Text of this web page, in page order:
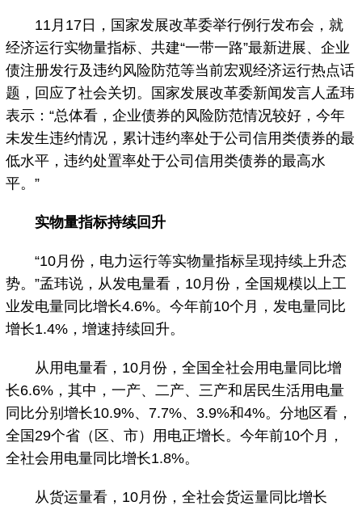
11月17日，国家发展改革委举行例行发布会，就
经济运行实物量指标、共建“一带一路”最新进展、企业
债注册发行及违约风险防范等当前宏观经济运行热点话
题，回应了社会关切。国家发展改革委新闻发言人孟玮
表示：“总体看，企业债券的风险防范情况较好，今年
未发生违约情况，累计违约率处于公司信用类债券的最
低水平，违约处置率处于公司信用类债券的最高水
平。”
实物量指标持续回升
“10月份，电力运行等实物量指标呈现持续上升态
势。”孟玮说，从发电量看，10月份，全国规模以上工
业发电量同比增长4.6%。今年前10个月，发电量同比
增长1.4%，增速持续回升。
从用电量看，10月份，全国全社会用电量同比增
长6.6%，其中，一产、二产、三产和居民生活用电量
同比分别增长10.9%、7.7%、3.9%和4%。分地区看，
全国29个省（区、市）用电正增长。今年前10个月，
全社会用电量同比增长1.8%。
从货运量看，10月份，全社会货运量同比增长